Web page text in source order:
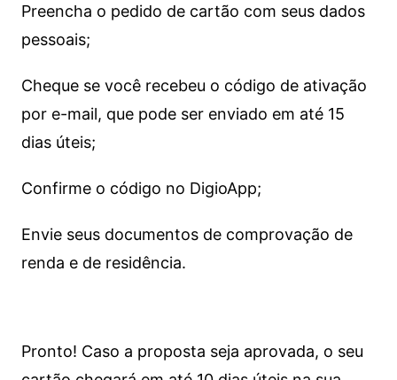
Preencha o pedido de cartão com seus dados
pessoais;
Cheque se você recebeu o código de ativação
por e-mail, que pode ser enviado em até 15
dias úteis;
Confirme o código no DigioApp;
Envie seus documentos de comprovação de
renda e de residência.
Pronto! Caso a proposta seja aprovada, o seu